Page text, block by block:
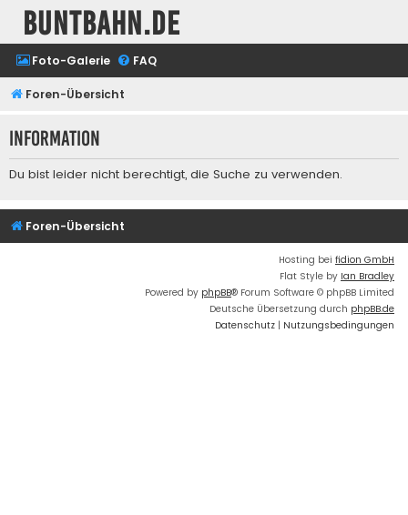
buntbahn.de
Foto-Galerie FAQ
Foren-Übersicht
Information
Du bist leider nicht berechtigt, die Suche zu verwenden.
Foren-Übersicht
Hosting bei fidion GmbH
Flat Style by Ian Bradley
Powered by phpBB® Forum Software © phpBB Limited
Deutsche Übersetzung durch phpBB.de
Datenschutz | Nutzungsbedingungen